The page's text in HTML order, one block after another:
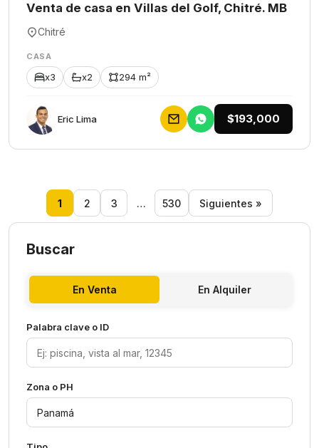
Venta de casa en Villas del Golf, Chitré. MB
Chitré
CASA
x3 x2 294 m²
Eric Lima $193,000
1 2 3 … 530 Siguientes »
Buscar
En Venta En Alquiler
Palabra clave o ID
Zona o PH